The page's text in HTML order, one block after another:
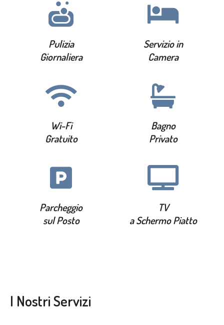
Pulizia
Giornaliera
Servizio in
Camera
Wi-Fi
Gratuito
Bagno
Privato
Parcheggio
sul Posto
TV
a Schermo Piatto
I Nostri Servizi